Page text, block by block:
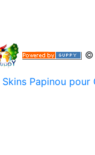
©
Skins Papinou